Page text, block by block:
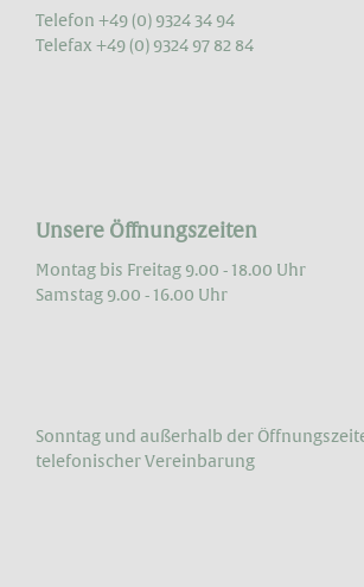
Telefon +49 (0) 9324 34 94
Telefax +49 (0) 9324 97 82 84
Unsere Öffnungszeiten
Montag bis Freitag 9.00 - 18.00 Uhr
Samstag 9.00 - 16.00 Uhr
Sonntag und außerhalb der
telefonischer Vereinbarung